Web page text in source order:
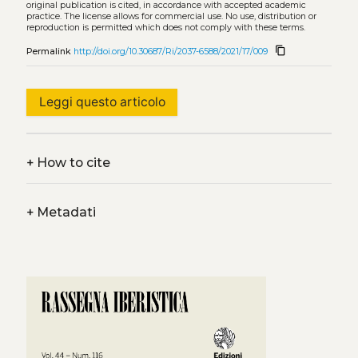
original publication is cited, in accordance with accepted academic
practice. The license allows for commercial use. No use, distribution or
reproduction is permitted which does not comply with these terms.
Permalink http://doi.org/10.30687/Ri/2037-6588/2021/17/009 content_copy
Leggi questo articolo
+How to cite
+Metadati